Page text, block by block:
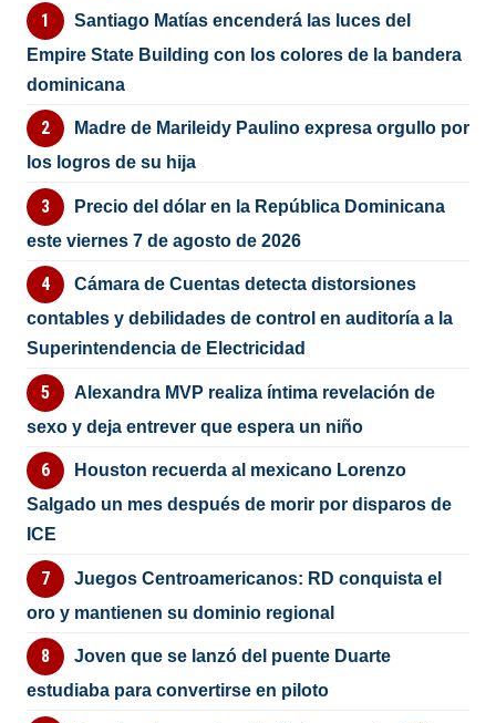
Santiago Matías encenderá las luces del
Empire State Building con los colores de la bandera
dominicana
Madre de Marileidy Paulino expresa orgullo por
los logros de su hija
Precio del dólar en la República Dominicana
este viernes 7 de agosto de 2026
Cámara de Cuentas detecta distorsiones
contables y debilidades de control en auditoría a la
Superintendencia de Electricidad
Alexandra MVP realiza íntima revelación de
sexo y deja entrever que espera un niño
Houston recuerda al mexicano Lorenzo
Salgado un mes después de morir por disparos de
ICE
Juegos Centroamericanos: RD conquista el
oro y mantienen su dominio regional
Joven que se lanzó del puente Duarte
estudiaba para convertirse en piloto